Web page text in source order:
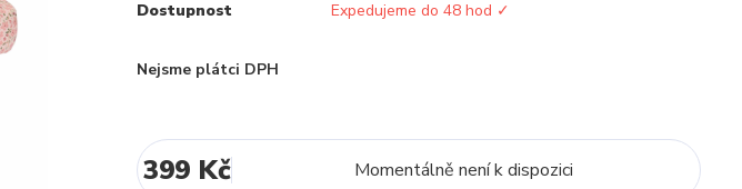
Dostupnost Expedujeme do 48 hod ✓
Nejsme plátci DPH
399 Kč Momentálně není k dispozici